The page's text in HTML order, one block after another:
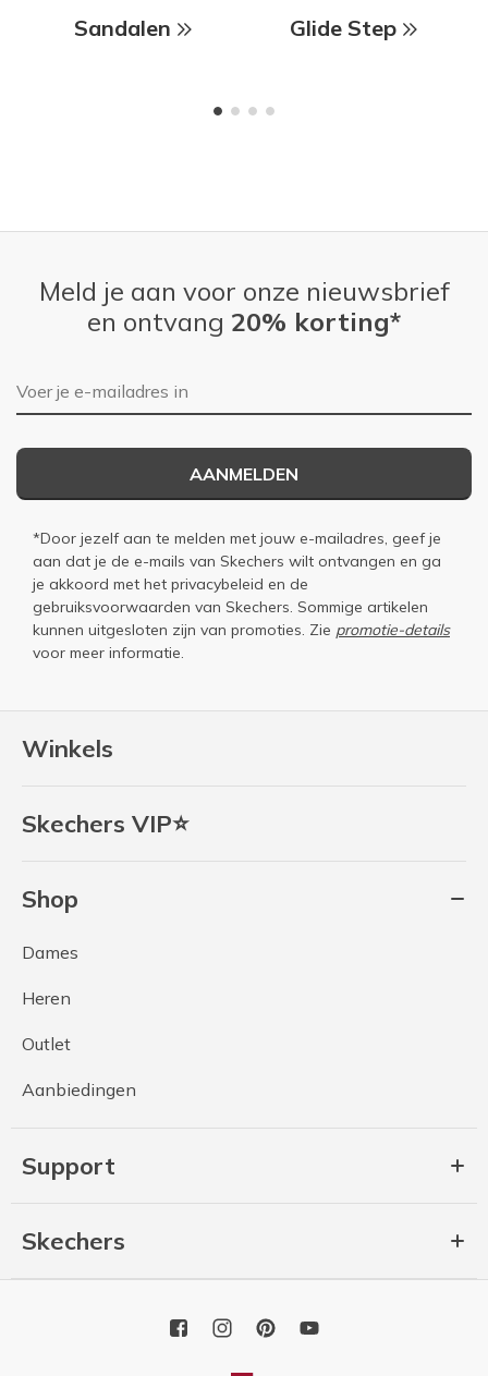
Sandalen Glide Step
Winkels
Skechers VIP⭐
Shop
Dames
Heren
Outlet
Aanbiedingen
Support
Skechers
Meld je aan voor onze nieuwsbrief
en ontvang 20% korting*
E-mailadres
AANMELDEN
*Door jezelf aan te melden met jouw e-mailadres, geef je
aan dat je de e-mails van Skechers wilt ontvangen en ga
je akkoord met het privacybeleid en de
gebruiksvoorwaarden van Skechers. Sommige artikelen
kunnen uitgesloten zijn van promoties. Zie promotie-details
voor meer informatie.